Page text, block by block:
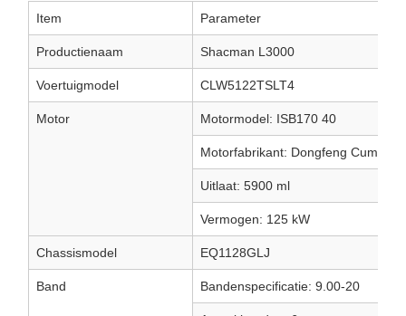
Item Parameter
Productienaam Shacman L3000
Voertuigmodel CLW5122TSLT4
Motor Motormodel: ISB170 40
Motorfabrikant: Dongfeng
Uitlaat: 5900 ml
Vermogen: 125 kW
Chassismodel EQ1128GLJ
Band Bandenspecificatie: 9.00-20